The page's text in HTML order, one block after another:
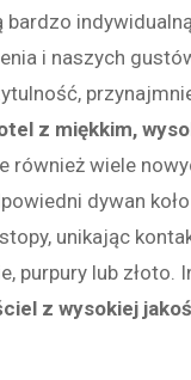
i naszych
z miękkim,
również wiele
dywan
unikając
purpury lub złoto.
z wysokiej